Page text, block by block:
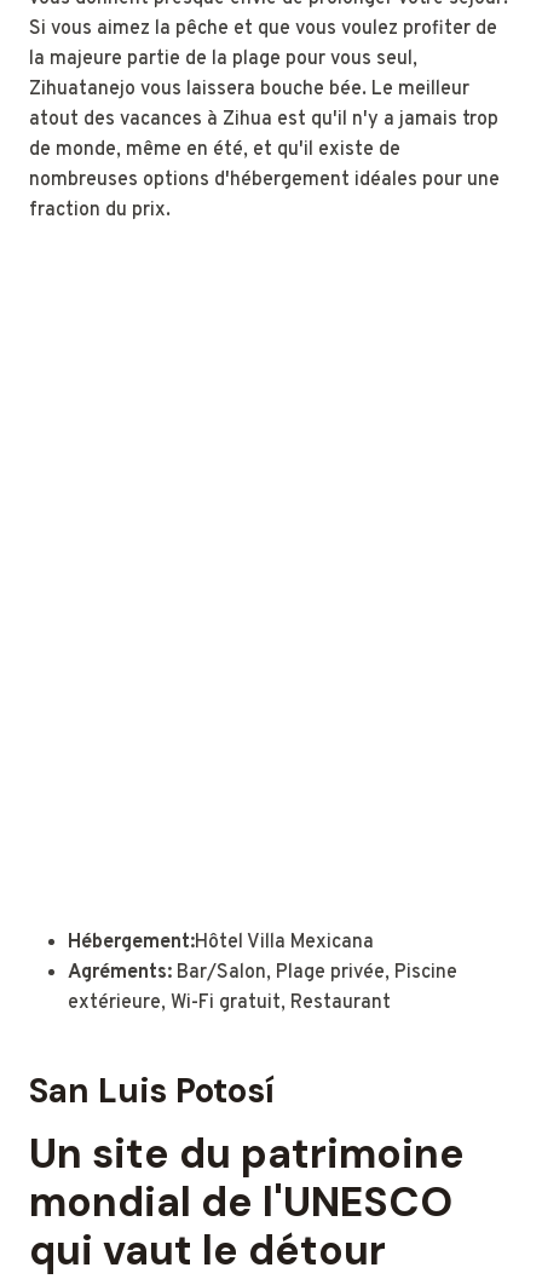
Si vous aimez la pêche et que vous voulez profiter de
la majeure partie de la plage pour vous seul,
Zihuatanejo vous laissera bouche bée. Le meilleur
atout des vacances à Zihua est qu'il n'y a jamais trop
de monde, même en été, et qu'il existe de
nombreuses options d'hébergement idéales pour une
fraction du prix.
Hébergement:Hôtel Villa Mexicana
Agréments: Bar/Salon, Plage privée, Piscine
extérieure, Wi-Fi gratuit, Restaurant
San Luis Potosí
Un site du patrimoine
mondial de l'UNESCO
qui vaut le détour